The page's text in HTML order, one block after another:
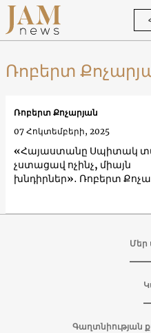
Ռոբերտ
«Հայաստանը Սպիտակ
չստացավ ոչինչ, միայն
խնդիրներ»․ Ռոբերտ
Ռոբերտ Քոչարյան
07 Հոկտեմբերի, 2025
Մեր
Գաղտնիության